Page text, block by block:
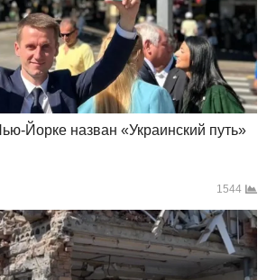
Йорке назван «Украинский путь»
1544